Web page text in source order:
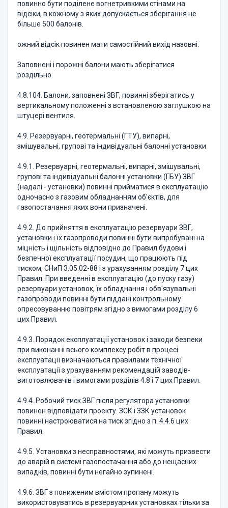
повинно бути поділене вогнетривкими стінами на
відсіки, в кожному з яких допускається зберігання не
більше 500 балонів.
ожний відсік повинен мати самостійний вихід назовні.
Заповнені і порожні балони мають зберігатися
роздільно.
4.8.104. Балони, заповнені ЗВГ, повинні зберігатись у
вертикальному положенні з встановленою заглушкою на
штуцері вентиля.
4.9. Резервуарні, геотермальні (ГТУ), випарні,
змішувальні, групові та індивідуальні балонні установки
4.9.1. Резервуарні, геотермальні, випарні, змішувальні,
групові та індивідуальні балонні установки (ГБУ) ЗВГ
(надалі - установки) повинні прийматися в експлуатацію
одночасно з газовим обладнанням об'єктів, для
газопостачання яких вони призначені.
4.9.2. До прийняття в експлуатацію резервуари ЗВГ,
установки і їх газопроводи повинні бути випробувані на
міцність і щільність відповідно до Правил будови і
безпечної експлуатації посудин, що працюють під
тиском, СНиП 3.05.02-88 і з урахуванням розділу 7 цих
Правил. При введенні в експлуатацію (до пуску газу)
резервуари установок, їх обладнання і обв'язувальні
газопроводи повинні бути піддані контрольному
опресовуванню повітрям згідно з вимогами розділу 6
цих Правил.
4.9.3. Порядок експлуатації установок і заходи безпеки
при виконанні всього комплексу робіт в процесі
експлуатації визначаються правилами технічної
експлуатації з урахуванням рекомендацій заводів-
виготовлювачів і вимогами розділів 4.8 і 7 цих Правил.
4.9.4. Робочий тиск ЗВГ після регулятора установки
повинен відповідати проекту. ЗСК і ЗЗК установок
повинні настроюватися на тиск згідно з п. 4.4.6 цих
Правил.
4.9.5. Установки з несправностями, які можуть призвести
до аварій в системі газопостачання або до нещасних
випадків, повинні бути негайно зупинені.
4.9.6. ЗВГ з пониженим вмістом пропану можуть
використовуватись в резервуарних установках тільки за